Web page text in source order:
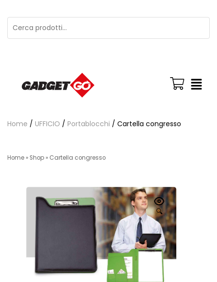
Home / UFFICIO / Portablocchi / Cartella congresso
Home » Shop » Cartella congresso
🔍